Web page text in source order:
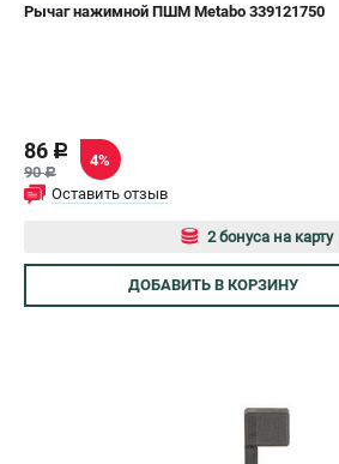
СЕРВИС
ИНФОРМАЦИЯ
Правила обмена и возврата
Рычаг нажимной ПШМ Metabo 339121750
86 c
90c
4%
Оставить отзыв
2 бонуса на карту
Авторизуйтесь
ДОБАВИТЬ В КОРЗИНУ